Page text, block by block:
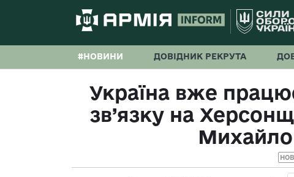
#НОВИНИ ДОВІДНИК РЕКРУТА
Україна вже
зв’язку на